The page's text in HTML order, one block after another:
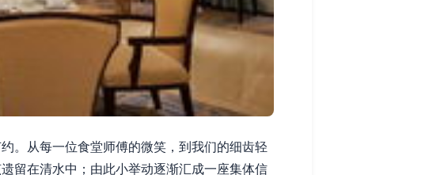
。从每一位食堂师傅的微笑，到我们的细齿轻
留在清水中；由此小举动逐渐汇成一座集体信